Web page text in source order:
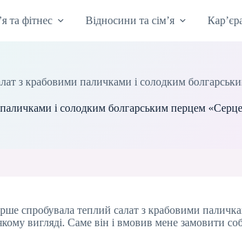
та фітнес Відносини та сім’я
з крабовими паличками і солодким
і солодким болгарським перцем
спробувала теплий салат з крабовими
вигляді. Саме він і вмовив мене замовити